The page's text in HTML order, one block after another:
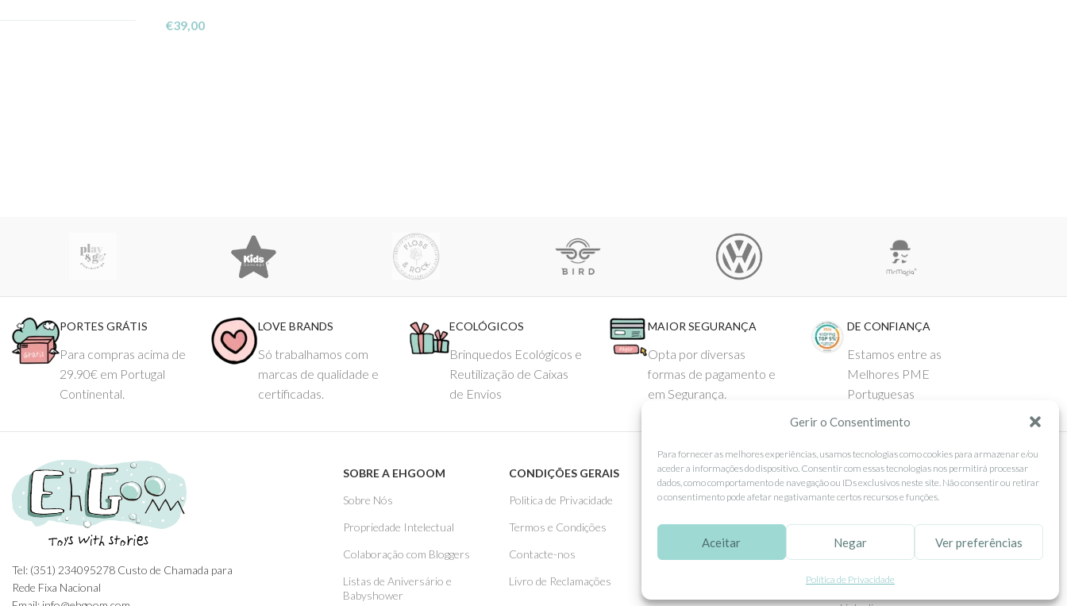
Gerir o Consentimento
Para fornecer as melhores experiências, usamos tecnologias como cookies para armazenar e/ou
aceder a informações do dispositivo. Consentir com essas tecnologias nos permitirá processar
dados, como comportamento de navegação ou IDs exclusivos neste site. Não consentir ou retirar
o consentimento pode afetar negativamante certos recursos e funções.
Aceitar Negar Ver preferências
Política de Privacidade
€39,00
PORTES GRÁTIS
Para compras acima de
29.90€ em Portugal
Continental.
LOVE BRANDS
Só trabalhamos com
marcas de qualidade e
certificadas.
ECOLÓGICOS
Brinquedos Ecológicos e
Reutilização de Caixas
de Envios
MAIOR SEGURANÇA
Opta por diversas
formas de pagamento e
em Segurança.
DE CONFIANÇA
Estamos entre as
Melhores PME
Portuguesas
Tel: (351) 234095278 Custo de Chamada para
Rede Fixa Nacional
SOBRE A EHGOOM
Sobre Nós
Propriedade Intelectual
Colaboração com Bloggers
Listas de Aniversário e
Babyshower
CONDIÇÕES GERAIS
Politica de Privacidade
Termos e Condições
Contacte-nos
Livro de Reclamações
APOIO AO CLIENTE
Como Comprar
Pagamentos
SEGUE-NOS
Facebook
Instagram
Pinterest
X